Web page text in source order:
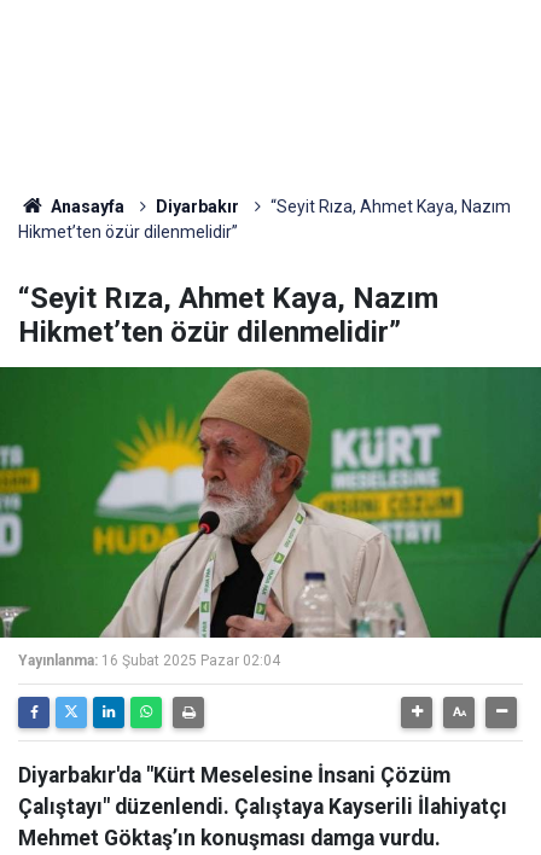
Anasayfa Diyarbakır
“Seyit Rıza, Ahmet Kaya, Nazım
Hikmet’ten özür dilenmelidir”
“Seyit Rıza, Ahmet Kaya, Nazım
Hikmet’ten özür dilenmelidir”
Yayınlanma: 16 Şubat 2025 Pazar 02:04
Diyarbakır'da "Kürt Meselesine İnsani Çözüm
Çalıştayı" düzenlendi. Çalıştaya Kayserili İlahiyatçı
Mehmet Göktaş’ın konuşması damga vurdu.